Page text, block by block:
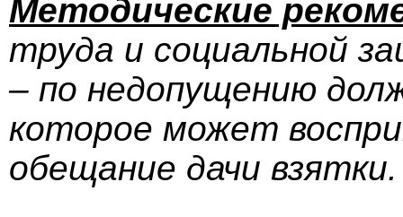
Методические
труда и социальной
– по недопущению
которое может
обещание дачи взятки.